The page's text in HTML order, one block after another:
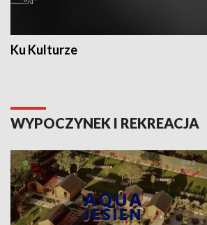
Ku Kulturze
WYPOCZYNEK I REKREACJA